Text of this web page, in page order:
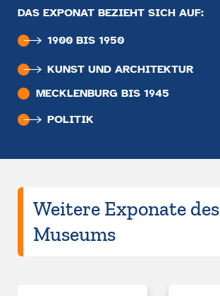
DAS EXPONAT BEZIEHT SICH AUF:
1900 BIS 1950
KUNST UND ARCHITEKTUR
MECKLENBURG BIS 1945
POLITIK
Weitere Exponate des
Museums